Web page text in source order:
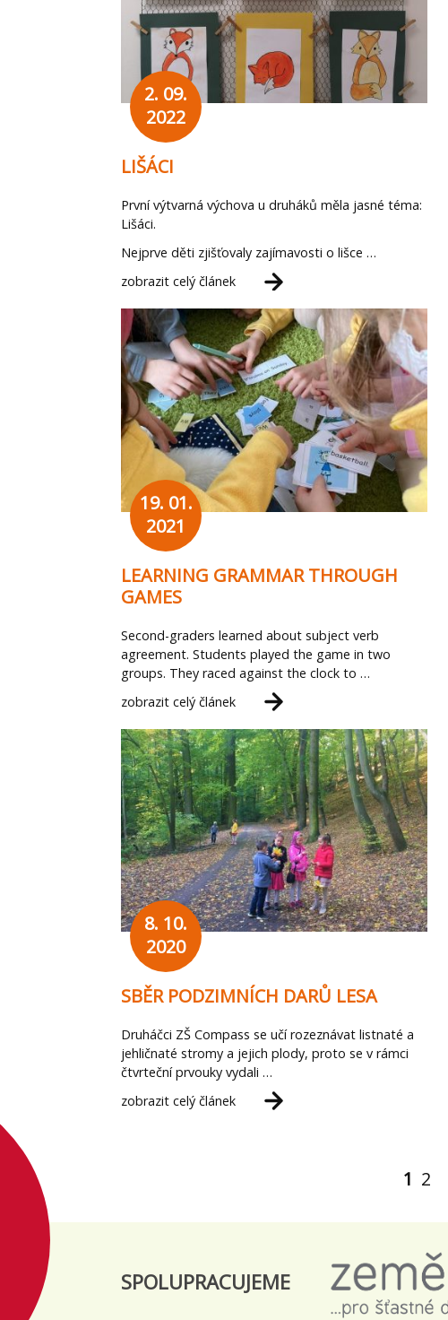
2. 09.
2022
LIŠÁCI
První výtvarná výchova u druháků měla jasné téma:
Lišáci.
Nejprve děti zjišťovaly zajímavosti o lišce …
zobrazit celý článek
19. 01.
2021
LEARNING GRAMMAR THROUGH
GAMES
Second-graders learned about subject verb
agreement. Students played the game in two
groups. They raced against the clock to …
zobrazit celý článek
8. 10.
2020
SBĚR PODZIMNÍCH DARŮ LESA
Druháčci ZŠ Compass se učí rozeznávat listnaté a
jehličnaté stromy a jejich plody, proto se v rámci
čtvrteční prvouky vydali …
zobrazit celý článek
1 2
SPOLUPRACUJEME